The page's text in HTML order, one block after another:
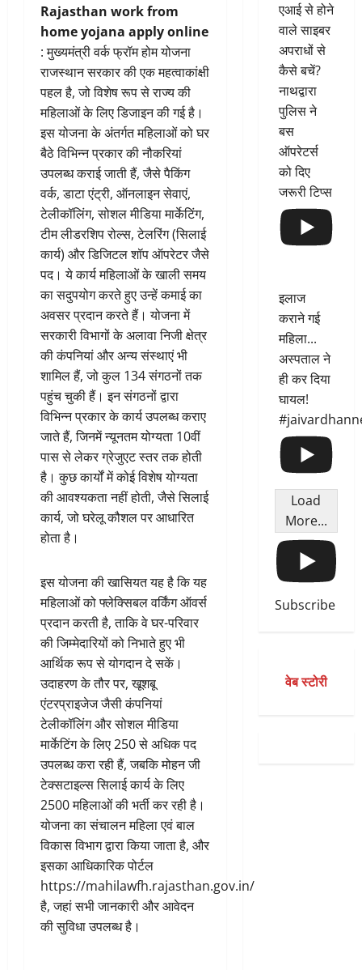
Rajasthan work from
home yojana apply online
: मुख्यमंत्री वर्क फ्रॉम होम योजना
राजस्थान सरकार की एक महत्वाकांक्षी
पहल है, जो विशेष रूप से राज्य की
महिलाओं के लिए डिजाइन की गई है।
इस योजना के अंतर्गत महिलाओं को घर
बैठे विभिन्न प्रकार की नौकरियां
उपलब्ध कराई जाती हैं, जैसे पैकिंग
वर्क, डाटा एंट्री, ऑनलाइन सेवाएं,
टेलीकॉलिंग, सोशल मीडिया मार्केटिंग,
टीम लीडरशिप रोल्स, टेलरिंग (सिलाई
कार्य) और डिजिटल शॉप ऑपरेटर जैसे
पद। ये कार्य महिलाओं के खाली समय
का सदुपयोग करते हुए उन्हें कमाई का
अवसर प्रदान करते हैं। योजना में
सरकारी विभागों के अलावा निजी क्षेत्र
की कंपनियां और अन्य संस्थाएं भी
शामिल हैं, जो कुल 134 संगठनों तक
पहुंच चुकी हैं। इन संगठनों द्वारा
विभिन्न प्रकार के कार्य उपलब्ध कराए
जाते हैं, जिनमें न्यूनतम योग्यता 10वीं
पास से लेकर ग्रेजुएट स्तर तक होती
है। कुछ कार्यों में कोई विशेष योग्यता
की आवश्यकता नहीं होती, जैसे सिलाई
कार्य, जो घरेलू कौशल पर आधारित
होता है।
इस योजना की खासियत यह है कि यह
महिलाओं को फ्लेक्सिबल वर्किंग ऑवर्स
प्रदान करती है, ताकि वे घर-परिवार
की जिम्मेदारियों को निभाते हुए भी
आर्थिक रूप से योगदान दे सकें।
उदाहरण के तौर पर, खूशबू
एंटरप्राइजेज जैसी कंपनियां
टेलीकॉलिंग और सोशल मीडिया
मार्केटिंग के लिए 250 से अधिक पद
उपलब्ध करा रही हैं, जबकि मोहन जी
टेक्सटाइल्स सिलाई कार्य के लिए
2500 महिलाओं की भर्ती कर रही है।
योजना का संचालन महिला एवं बाल
विकास विभाग द्वारा किया जाता है, और
इसका आधिकारिक पोर्टल
https://mahilawfh.rajasthan.gov.in/
है, जहां सभी जानकारी और आवेदन
की सुविधा उपलब्ध है।
एआई से होने
वाले साइबर
अपराधों से
कैसे बचें?
नाथद्वारा
पुलिस ने
बस
ऑपरेटर्स
को दिए
जरूरी टिप्स
इलाज
कराने गई
महिला...
अस्पताल ने
ही कर दिया
घायल!
Load
More...
Subscribe
वेब स्टोरी